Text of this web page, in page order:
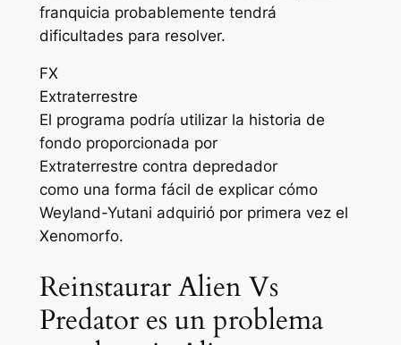
franquicia probablemente tendrá
dificultades para resolver.
FX
Extraterrestre
El programa podría utilizar la historia de
fondo proporcionada por
Extraterrestre contra depredador
como una forma fácil de explicar cómo
Weyland-Yutani adquirió por primera vez el
Xenomorfo.
Reinstaurar Alien Vs
Predator es un problema